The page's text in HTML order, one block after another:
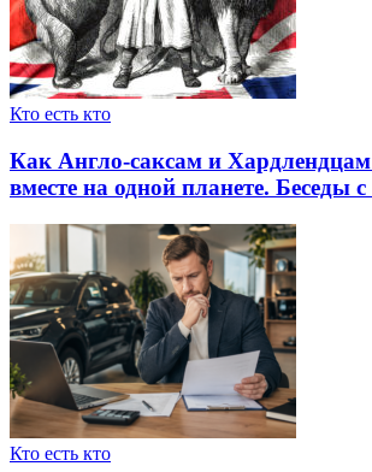
Кто есть кто
Как Англо-саксам и
вместе на одной планете. Беседы
Кто есть кто